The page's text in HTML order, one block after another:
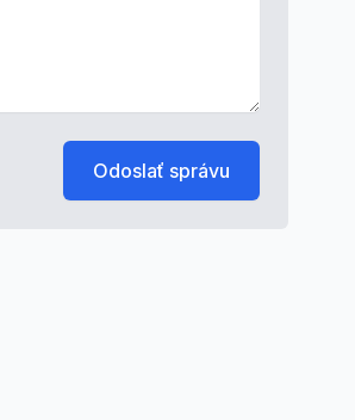
Odoslať správu